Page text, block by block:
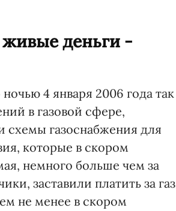
деньги -
4 января 2006 года так
в газовой сфере,
схемы газоснабжения для
которые в скором
немного больше чем за
заставили платить за газ
не менее в скором